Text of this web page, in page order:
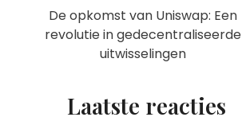
De opkomst van Uniswap: Een
revolutie in gedecentraliseerde
uitwisselingen
Laatste reacties